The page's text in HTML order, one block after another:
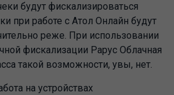
будут фискализироваться
при работе с Атол Онлайн будут
реже. При использовании
фискализации Рарус Облачная
такой возможности, увы, нет.
на устройствах